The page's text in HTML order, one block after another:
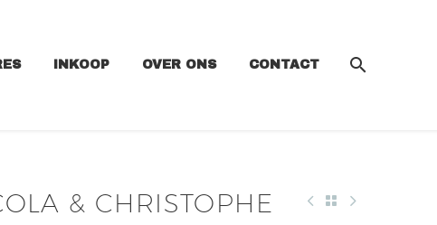
INKOOP OVER ONS CONTACT
& CHRISTOPHE